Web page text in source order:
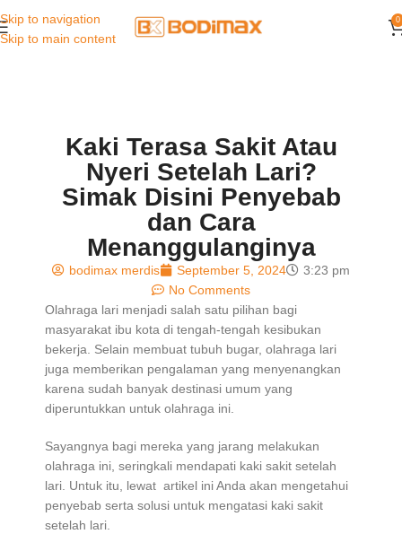
Skip to navigation
Skip to main content
0
Kaki Terasa Sakit Atau
Nyeri Setelah Lari?
Simak Disini Penyebab
dan Cara
Menanggulanginya
bodimax merdis September 5, 2024
3:23 pm
No Comments
Olahraga lari menjadi salah satu pilihan bagi
masyarakat ibu kota di tengah-tengah kesibukan
bekerja. Selain membuat tubuh bugar, olahraga lari
juga memberikan pengalaman yang menyenangkan
karena sudah banyak destinasi umum yang
diperuntukkan untuk olahraga ini.
Sayangnya bagi mereka yang jarang melakukan
olahraga ini, seringkali mendapati kaki sakit setelah
lari. Untuk itu, lewat artikel ini Anda akan mengetahui
penyebab serta solusi untuk mengatasi kaki sakit
setelah lari.